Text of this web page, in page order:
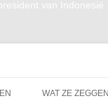
van Indonesië
WAT ZE ZEGGEN